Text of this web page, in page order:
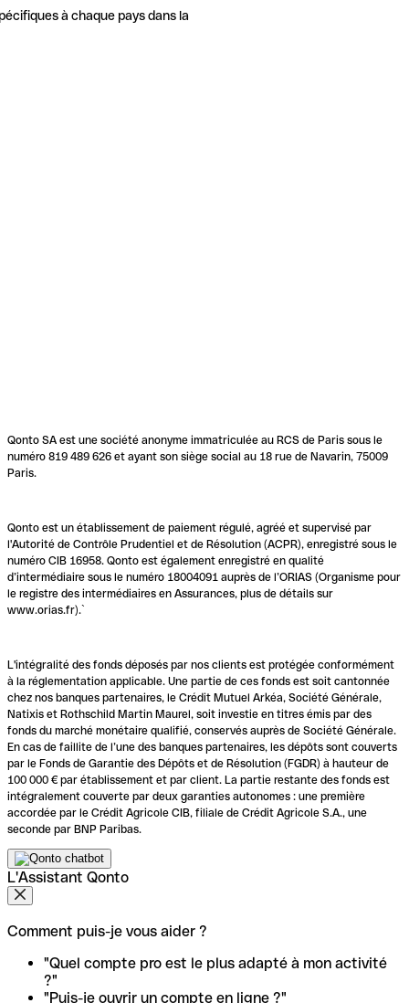
à chaque pays dans la
Qonto SA est une société anonyme immatriculée au RCS de Paris sous le
numéro 819 489 626 et ayant son siège social au 18 rue de Navarin, 75009
Paris.
Qonto est un établissement de paiement régulé, agréé et supervisé par
l'Autorité de Contrôle Prudentiel et de Résolution (ACPR), enregistré sous le
numéro CIB 16958. Qonto est également enregistré en qualité
d’intermédiaire sous le numéro 18004091 auprès de l’ORIAS (Organisme pour
le registre des intermédiaires en Assurances, plus de détails sur
www.orias.fr).`
L'intégralité des fonds déposés par nos clients est protégée conformément
à la réglementation applicable. Une partie de ces fonds est soit cantonnée
chez nos banques partenaires, le Crédit Mutuel Arkéa, Société Générale,
Natixis et Rothschild Martin Maurel, soit investie en titres émis par des
fonds du marché monétaire qualifié, conservés auprès de Société Générale.
En cas de faillite de l’une des banques partenaires, les dépôts sont couverts
par le Fonds de Garantie des Dépôts et de Résolution (FGDR) à hauteur de
100 000 € par établissement et par client. La partie restante des fonds est
intégralement couverte par deux garanties autonomes : une première
accordée par le Crédit Agricole CIB, filiale de Crédit Agricole S.A., une
seconde par BNP Paribas.
L'Assistant Qonto
Comment puis-je vous aider ?
"Quel compte pro est le plus adapté à mon activité
?"
"Puis-je ouvrir un compte en ligne ?"